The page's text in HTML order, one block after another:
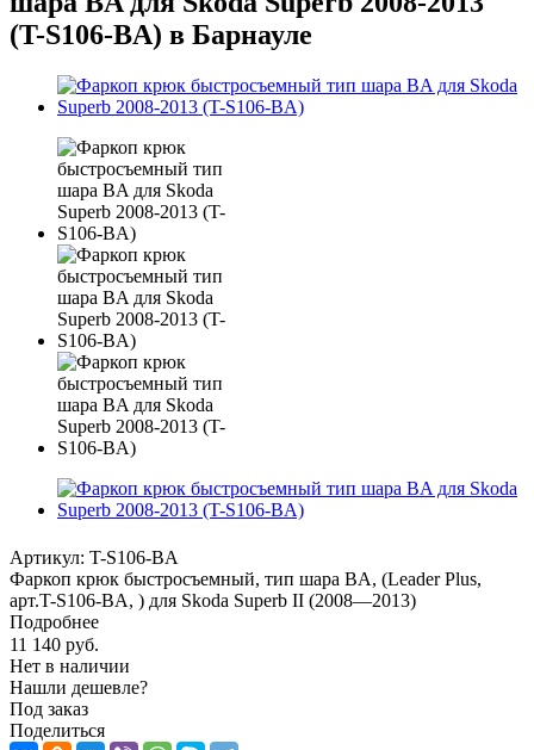
(T-S106-BA) в Барнауле
Артикул: T-S106-BA
Фаркоп крюк быстросъемный, тип шара BA, (Leader Plus,
арт.T-S106-BA, ) для Skoda Superb II (2008—2013)
Подробнее
11 140 руб.
Нет в наличии
Нашли дешевле?
Под заказ
Поделиться